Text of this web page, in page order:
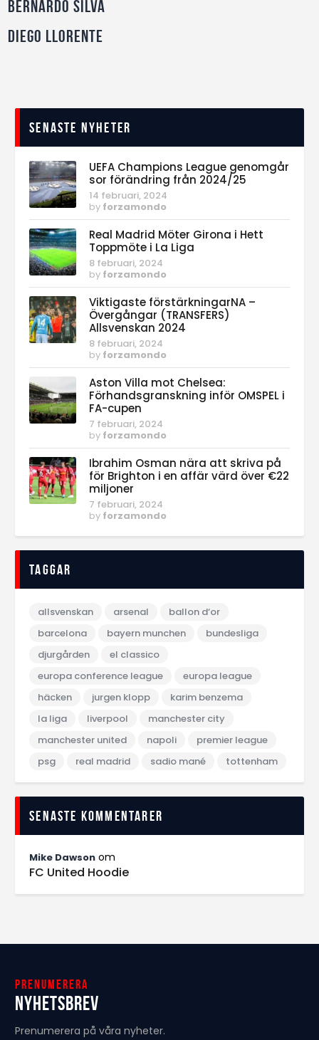
Bernardo Silva
Diego Llorente
Senaste nyheter
UEFA Champions League genomgår
sor förändring från 2024/25
14 februari, 2024
by forzamondo
Real Madrid Möter Girona i Hett
Toppmöte i La Liga
8 februari, 2024
by forzamondo
Viktigaste förstärkningarNA –
Övergångar (TRANSFERS)
Allsvenskan 2024
8 februari, 2024
by forzamondo
Aston Villa mot Chelsea:
Förhandsgranskning inför OMSPEL i
FA-cupen
7 februari, 2024
by forzamondo
Ibrahim Osman nära att skriva på
för Brighton i en affär värd över €22
miljoner
7 februari, 2024
by forzamondo
Taggar
allsvenskan arsenal
ballon d‘or
barcelona
bayern munchen
bundesliga
djurgården
el classico
europa conference league
europa league
häcken
jurgen klopp
karim benzema
la liga
liverpool
manchester city
manchester united
napoli
premier league
psg
real madrid sadio mané tottenham
Senaste kommentarer
Mike Dawson om
FC United Hoodie
Prenumerera
Nyhetsbrev
Prenumerera på våra nyheter.